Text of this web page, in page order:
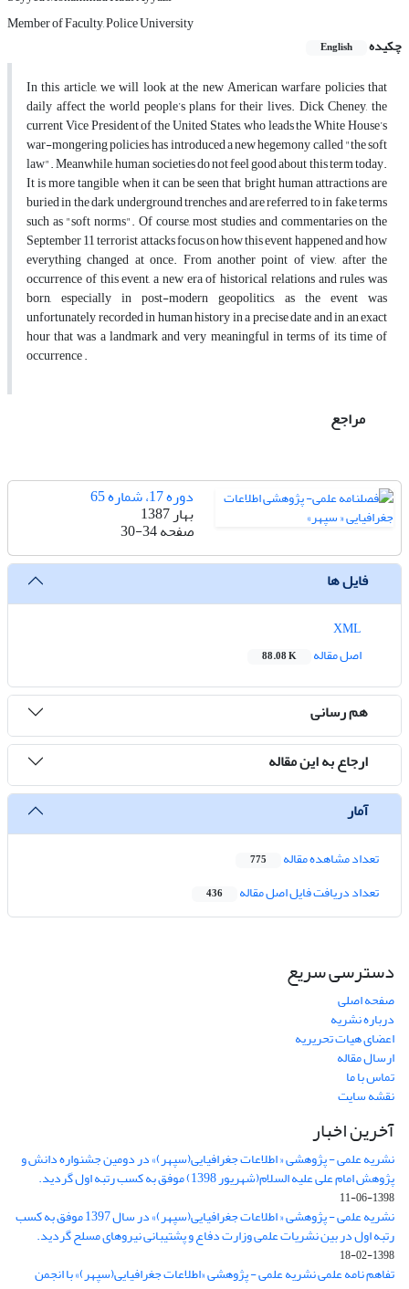
Member of Faculty, Police University
چکیده
English
In this article, we will look at the new American warfare policies that
daily affect the world people’s plans for their lives. Dick Cheney, the
current Vice President of the United States, who leads the White House’s
war-mongering policies, has introduced a new hegemony called "the soft
law". Meanwhile, human societies do not feel good about this term today.
It is more tangible when it can be seen that bright human attractions are
buried in the dark underground trenches and are referred to in fake terms
such as "soft norms". Of course, most studies and commentaries on the
September 11 terrorist attacks focus on how this event happened and how
everything changed at once. From another point of view, after the
occurrence of this event, a new era of historical relations and rules was
born, especially in post-modern geopolitics, as the event was
unfortunately recorded in human history in a precise date and in an exact
hour that was a landmark and very meaningful in terms of its time of
occurrence .
مراجع
دوره 17، شماره 65
بهار 1387
صفحه30-34
فایل ها
اصل مقاله
88.08 K
هم رسانی
ارجاع به این مقاله
آمار
تعداد مشاهده مقاله 775
تعداد دریافت فایل اصل مقاله 436
دسترسی سریع
صفحه اصلی
درباره نشریه
اعضای هیات تحریریه
ارسال مقاله
تماس با ما
نقشه سایت
آخرین اخبار
نشریه علمی - پژوهشی « اطلاعات جغرافیایی(سپهر)» در دومین جشنواره دانش و
پژوهش امام علی علیه السلام(شهریور 1398) موفق به کسب رتبه اول گردید.
1398-06-11
نشریه علمی - پژوهشی « اطلاعات جغرافیایی(سپهر)» در سال 1397 موفق به کسب
رتبه اول در بین نشریات علمی وزارت دفاع و پشتیبانی نیروهای مسلح گردید.
1398-02-18
تفاهم نامه علمی نشریه علمی - پژوهشی «اطلاعات جغرافیایی(سپهر)» با انجمن